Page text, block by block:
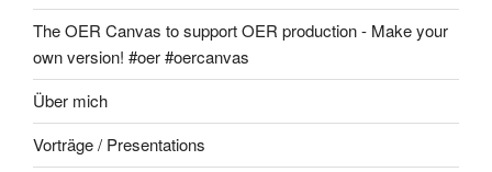
The OER Canvas to support OER production - Make your
own version! #oer #oercanvas
Über mich
Vorträge / Presentations